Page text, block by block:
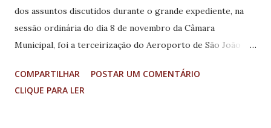
dos assuntos discutidos durante o grande expediente, na
sessão ordinária do dia 8 de novembro da Câmara
Municipal, foi a terceirização do Aeroporto de São João
demonstraram indignação com o ato do Executivo
Municipal, afirmando que o prefeito Nivaldo Andrade está
COMPARTILHAR
POSTAR UM COMENTÁRIO
CLIQUE PARA LER